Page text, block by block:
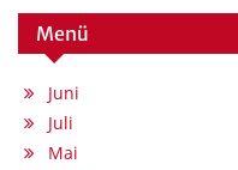
Menü
Juni
Juli
Mai